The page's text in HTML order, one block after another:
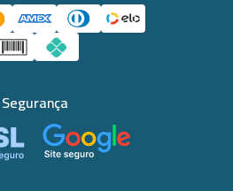
Segurança